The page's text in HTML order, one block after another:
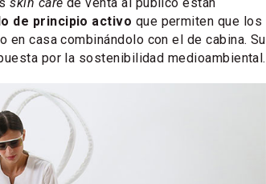
de principio activo que permiten que los
casa combinándolo con el de cabina. Su
por la sostenibilidad medioambiental.